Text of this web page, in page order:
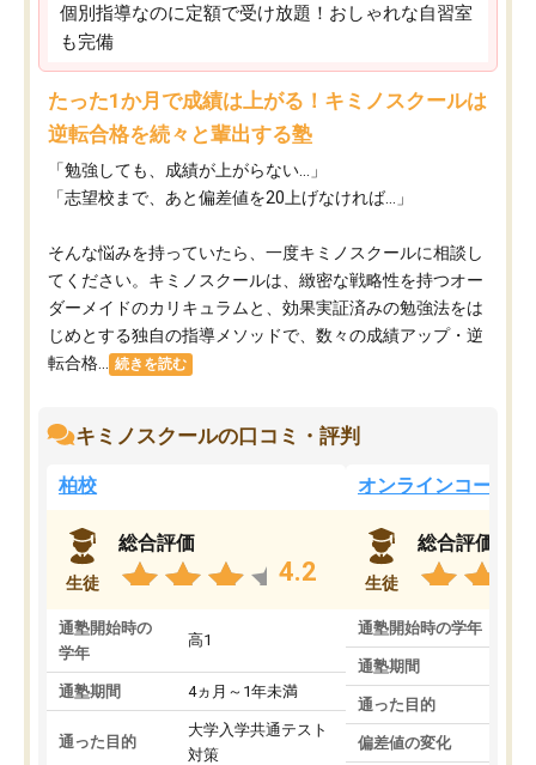
個別指導なのに定額で受け放題！おしゃれな自習室
も完備
たった1か月で成績は上がる！キミノスクールは
逆転合格を続々と輩出する塾
「勉強しても、成績が上がらない…」
「志望校まで、あと偏差値を20上げなければ…」
そんな悩みを持っていたら、一度キミノスクールに相談し
てください。キミノスクールは、緻密な戦略性を持つオー
ダーメイドのカリキュラムと、効果実証済みの勉強法をは
じめとする独自の指導メソッドで、数々の成績アップ・逆
転合格...
続きを読む
キミノスクールの口コミ・評判
柏校
生徒
総合評価
4.2
通塾開始時の
学年
高1
通塾期間 4ヵ月～1年未満
通った目的
大学入学共通テスト
対策
オンラインコース
生徒
総合評価
通塾開始時の学年
通塾期間
通った目的
偏差値の変化